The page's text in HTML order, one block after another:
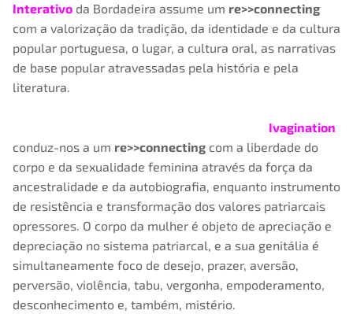
Interativo da Bordadeira assume um re>>connecting
com a valorização da tradição, da identidade e da cultura
popular portuguesa, o lugar, a cultura oral, as narrativas
de base popular atravessadas pela história e pela
literatura.
Ivagination
conduz-nos a um re>>connecting com a liberdade do
corpo e da sexualidade feminina através da força da
ancestralidade e da autobiografia, enquanto instrumento
de resistência e transformação dos valores patriarcais
opressores. O corpo da mulher é objeto de apreciação e
depreciação no sistema patriarcal, e a sua genitália é
simultaneamente foco de desejo, prazer, aversão,
perversão, violência, tabu, vergonha, empoderamento,
desconhecimento e, também, mistério.